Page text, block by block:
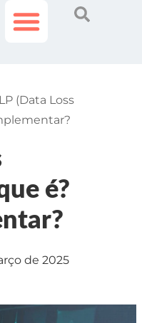
(Data Loss
é?
de 2025